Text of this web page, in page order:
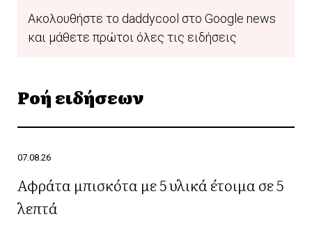
Ακολουθήστε το daddycool στο Google news
και μάθετε πρώτοι όλες τις ειδήσεις
Ροή ειδήσεων
07.08.26
Αφράτα μπισκότα με 5 υλικά έτοιμα σε 5
λεπτά